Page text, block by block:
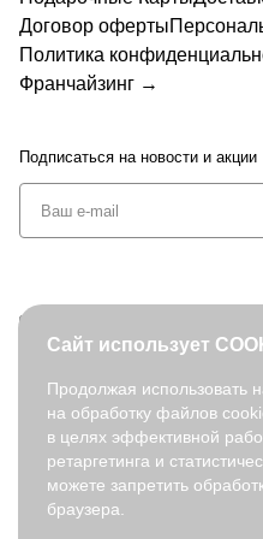
Договор оферты
Политика
Франчайзинг →
Подписаться на новости и акции
© 2026. fabretti.ru. Все права
На информационном ресурсе
технологии .
Все ресурсы сайта fabretti.ru,
Сайт использует
Продолжая использовать
на обработку файлов
в целях эффективной
ретаргетинга и
можете запретить
браузера.